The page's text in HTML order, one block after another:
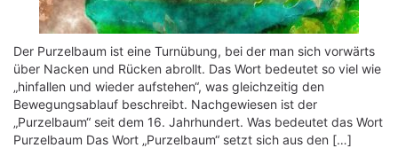
Der Purzelbaum ist eine Turnübung, bei der man sich vorwärts
über Nacken und Rücken abrollt. Das Wort bedeutet so viel wie
„hinfallen und wieder aufstehen“, was gleichzeitig den
Bewegungsablauf beschreibt. Nachgewiesen ist der
„Purzelbaum“ seit dem 16. Jahrhundert. Was bedeutet das Wort
Purzelbaum Das Wort „Purzelbaum“ setzt sich aus den […]